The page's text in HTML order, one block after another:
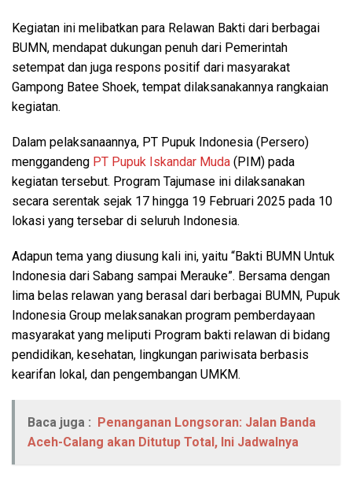
Kegiatan ini melibatkan para Relawan Bakti dari berbagai
BUMN, mendapat dukungan penuh dari Pemerintah
setempat dan juga respons positif dari masyarakat
Gampong Batee Shoek, tempat dilaksanakannya rangkaian
kegiatan.
Dalam pelaksanaannya, PT Pupuk Indonesia (Persero)
menggandeng PT Pupuk Iskandar Muda (PIM) pada
kegiatan tersebut. Program Tajumase ini dilaksanakan
secara serentak sejak 17 hingga 19 Februari 2025 pada 10
lokasi yang tersebar di seluruh Indonesia.
Adapun tema yang diusung kali ini, yaitu “Bakti BUMN Untuk
Indonesia dari Sabang sampai Merauke”. Bersama dengan
lima belas relawan yang berasal dari berbagai BUMN, Pupuk
Indonesia Group melaksanakan program pemberdayaan
masyarakat yang meliputi Program bakti relawan di bidang
pendidikan, kesehatan, lingkungan pariwisata berbasis
kearifan lokal, dan pengembangan UMKM.
Baca juga : Penanganan Longsoran: Jalan Banda
Aceh-Calang akan Ditutup Total, Ini Jadwalnya